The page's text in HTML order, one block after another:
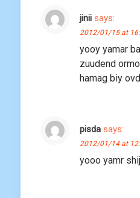
jinii says:
2012/01/15 at
yooy yamar
zuudend
hamag biy
pisda says:
2012/01/14 at
yooo yamr